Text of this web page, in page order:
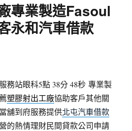
專業製造Fasoul
永和汽車借款
務站眼科5點 38分 48秒 專業製
塑膠射出工廠協助客戶其他關
舖到府服務提供北屯汽車借款
的熱情理財民間貸款公司申請